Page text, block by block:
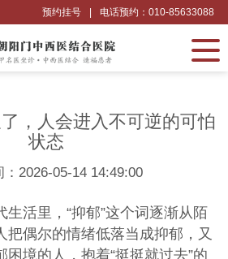
电话预约：010-85633088
预约挂号
，人会进入不可逆的可怕
状态
：2026-05-14 14:49:00
生活里，“抑郁”这个词逐渐从陌
把偶尔的情绪低落当成抑郁，又
境的人，抱着“挺挺就过去”的